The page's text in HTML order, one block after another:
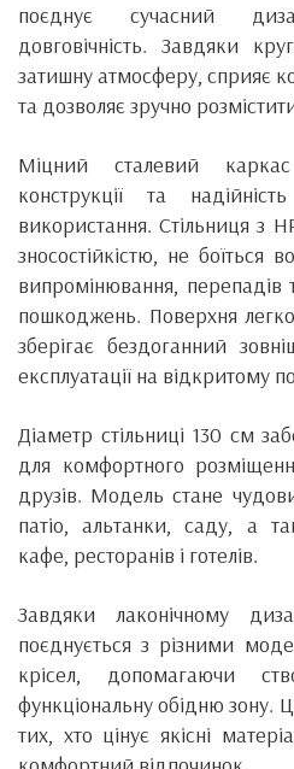
поєднує сучасний
довговічність. Завдяки
затишну атмосферу, сприяє
та дозволяє зручно
Міцний сталевий каркас
конструкції та
використання. Стільниця з
зносостійкістю, не боїться
випромінювання, перепадів
пошкоджень. Поверхня
зберігає бездоганний
експлуатації на відкритому
Діаметр стільниці 130 см
для комфортного
друзів. Модель стане
патіо, альтанки, саду, а
кафе, ресторанів і готелів.
Завдяки лаконічному
поєднується з різними
крісел, допомагаючи
функціональну обідню зону.
тих, хто цінує якісні